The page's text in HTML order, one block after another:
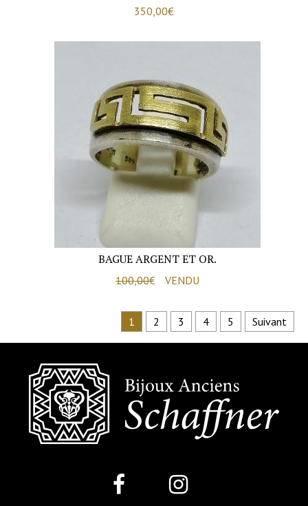
350,00€
BAGUE ARGENT ET OR.
100,00€ VENDU
1 2 3 4 5 Suivant